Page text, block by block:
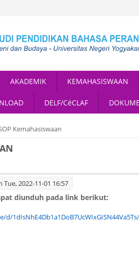
AKADEMIK KEMAHASISWAAN
DELF/CéCLAF
Kemahasiswaan
Tue, 2022-11-01 16:57
diunduh pada link berikut: